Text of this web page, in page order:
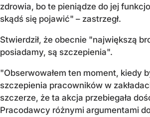
zdrowia, bo te pieniądze do jej
skądś się pojawić" – zastrzegł.
Stwierdził, że obecnie "największą
posiadamy, są szczepienia".
"Obserwowałem ten moment, kiedy
szczepienia pracowników w
szczerze, że ta akcja przebiegała
Pracodawcy różnymi argumentami